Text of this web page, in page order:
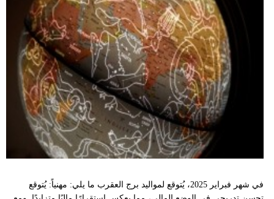
في شهر فبراير 2025، يُتوقع لمواليد برج العقرب ما يلي: مهنياً: يُتوقع